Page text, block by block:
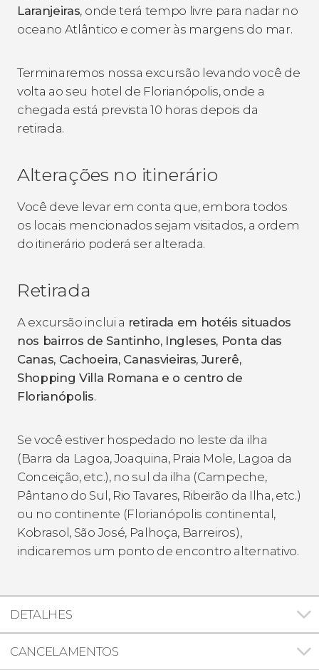
Laranjeiras, onde terá tempo livre para nadar no
oceano Atlântico e comer às margens do mar.
Terminaremos nossa excursão levando você de
volta ao seu hotel de Florianópolis, onde a
chegada está prevista 10 horas depois da
retirada.
Alterações no itinerário
Você deve levar em conta que, embora todos
os locais mencionados sejam visitados, a ordem
do itinerário poderá ser alterada.
Retirada
A excursão inclui a retirada em hotéis situados
nos bairros de Santinho, Ingleses, Ponta das
Canas, Cachoeira, Canasvieiras, Jurerê,
Shopping Villa Romana e o centro de
Florianópolis.
Se você estiver hospedado no leste da ilha
(Barra da Lagoa, Joaquina, Praia Mole, Lagoa da
Conceição, etc.), no sul da ilha (Campeche,
Pântano do Sul, Rio Tavares, Ribeirão da Ilha, etc.)
ou no continente (Florianópolis continental,
Kobrasol, São José, Palhoça, Barreiros),
indicaremos um ponto de encontro alternativo.
DETALHES
CANCELAMENTOS